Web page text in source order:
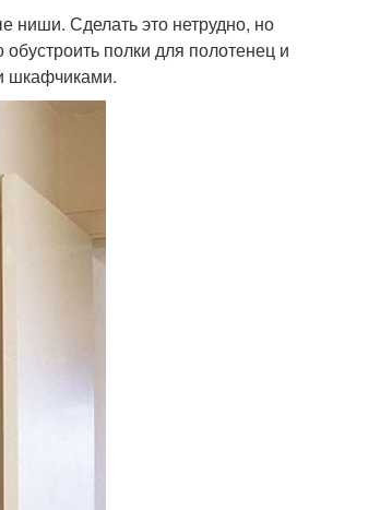
ниши. Сделать это нетрудно, но
полки для полотенец и
шкафчиками.